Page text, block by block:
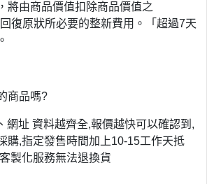
將由商品價值扣除商品價值之
復原狀所必要的整新費用。「超過7天
商品嗎?
網址 資料越齊全,報價越快可以確認到,
購,指定發售時間加上10-15工作天抵
製化服務無法退換貨